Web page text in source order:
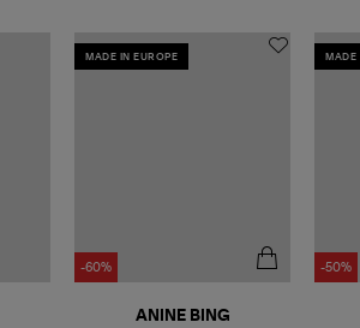
MADE IN EUROPE
-60%
ANINE BING
MADE
-50%